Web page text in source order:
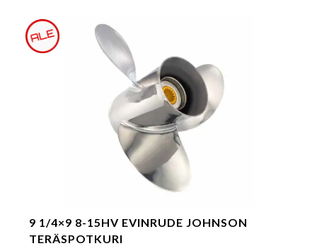
9 1/4×9 8-15HV EVINRUDE JOHNSON
TERÄSPOTKURI